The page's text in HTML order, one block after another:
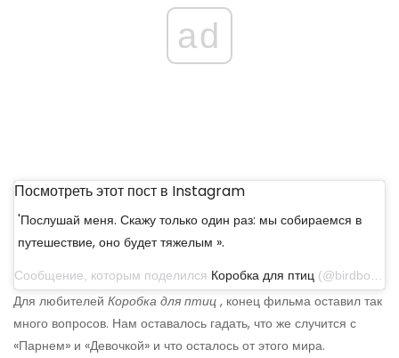
ad
Посмотреть этот пост в Instagram
'Послушай меня. Скажу только один раз: мы собираемся в
путешествие, оно будет тяжелым ».
Сообщение, которым поделился Коробка для птиц (@birdboxmovie) 22 ноября 2018 г., 11:03 PST
Для любителей Коробка для птиц , конец фильма оставил так
много вопросов. Нам оставалось гадать, что же случится с
«Парнем» и «Девочкой» и что осталось от этого мира.